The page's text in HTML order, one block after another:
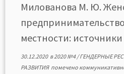
Милованова М. Ю.
местности: источники
30.12.2020в2020 №4/ГЕНДЕРНЫЕ
РАЗВИТИЯ помечено